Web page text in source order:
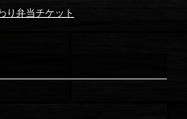
り弁当チケット